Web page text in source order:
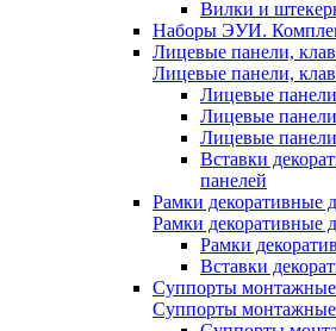
Вилки и
Наборы ЭУИ.
Лицевые панели,
Лицевые панели,
Лицевые панели
Лицевые
Лицевые
Вставки
панелей
Рамки декоративные
Рамки декоративные
Рамки
Вставки
Суппорты
Суппорты